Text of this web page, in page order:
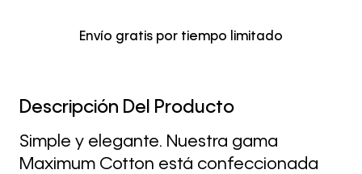
Envío gratis por tiempo limitado
Descripción Del Producto
Simple y elegante. Nuestra gama
Maximum Cotton está confeccionada